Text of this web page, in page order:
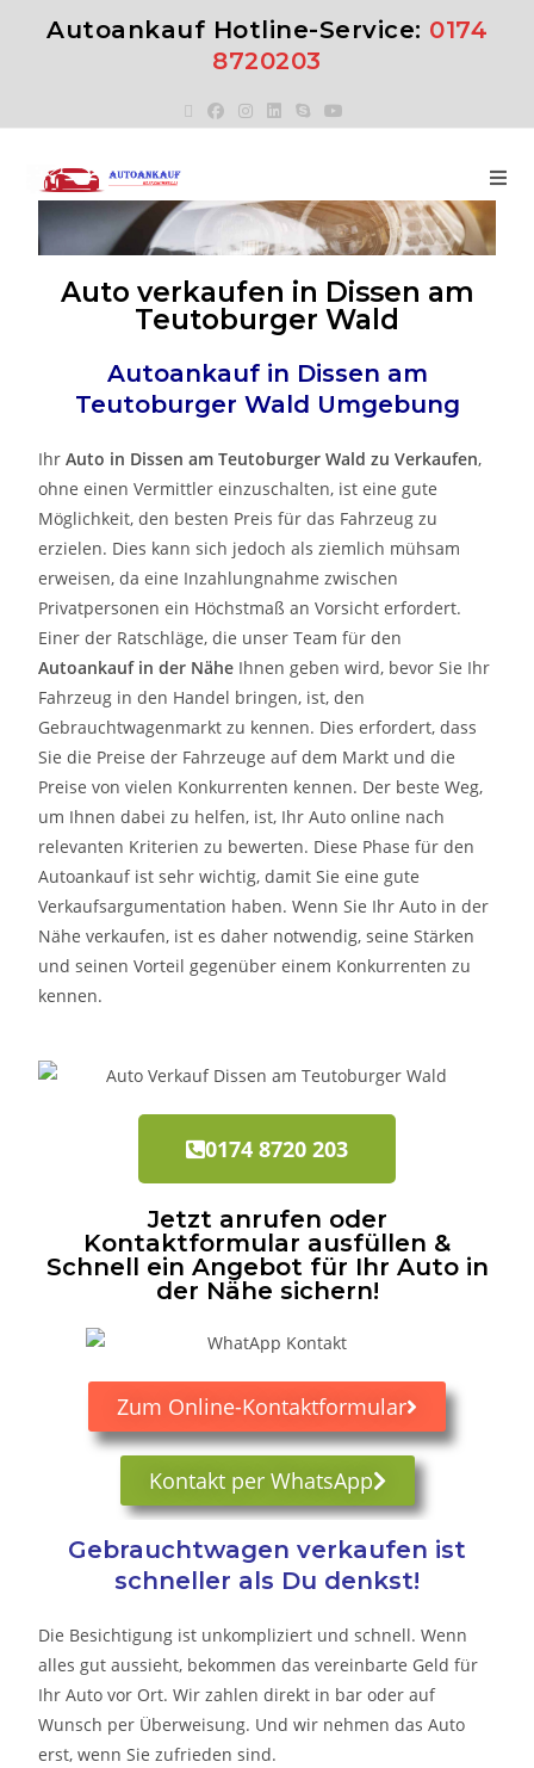
Autoankauf Hotline-Service: 0174
8720203
Auto verkaufen in Dissen am
Teutoburger Wald
Autoankauf in Dissen am
Teutoburger Wald Umgebung
IhrAuto in Dissen am Teutoburger WaldzuVerkaufen,
ohne einen Vermittler einzuschalten, ist eine gute
Möglichkeit, den besten Preis für das Fahrzeug zu
erzielen. Dies kann sich jedoch als ziemlich mühsam
erweisen, da eine Inzahlungnahme zwischen
Privatpersonen ein Höchstmaß an Vorsicht erfordert.
Einer der Ratschläge, die unser Team für den
Autoankauf in der Nähe Ihnen geben wird, bevor Sie Ihr
Fahrzeug in den Handel bringen, ist, den
Gebrauchtwagenmarkt zu kennen. Dies erfordert, dass
Sie die Preise der Fahrzeuge auf dem Markt und die
Preise von vielen Konkurrenten kennen. Der beste Weg,
um Ihnen dabei zu helfen, ist, Ihr Auto online nach
relevanten Kriterien zu bewerten. Diese Phase für den
Autoankauf ist sehr wichtig, damit Sie eine gute
Verkaufsargumentation haben. Wenn Sie Ihr Auto in der
Nähe verkaufen, ist es daher notwendig, seine Stärken
und seinen Vorteil gegenüber einem Konkurrenten zu
kennen.
0174 8720 203
Jetzt anrufen oder
Kontaktformular ausfüllen &
Schnell ein Angebot für Ihr Auto in
der Nähe sichern!
Zum Online-Kontaktformular
Kontakt per WhatsApp
Gebrauchtwagen verkaufen ist
schneller als Du denkst!
Die Besichtigung ist unkompliziert und schnell. Wenn
alles gut aussieht, bekommen das vereinbarte Geld für
Ihr Auto vor Ort. Wir zahlen direkt in bar oder auf
Wunsch per Überweisung. Und wir nehmen das Auto
erst, wenn Sie zufrieden sind.